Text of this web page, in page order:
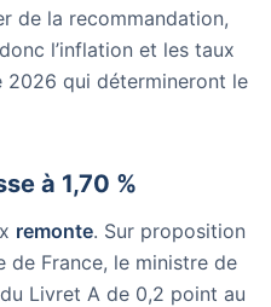
de la recommandation,
l’inflation et les taux
2026 qui détermineront le
à 1,70 %
remonte. Sur proposition
de France, le ministre de
Livret A de 0,2 point au